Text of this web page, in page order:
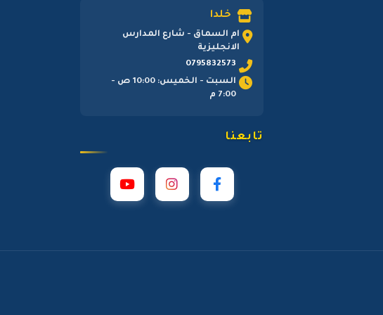
خلدا
ام السماق - شارع المدارس
الانجليزية
0795832573
السبت - الخميس: 10:00 ص -
7:00 م
تابعنا